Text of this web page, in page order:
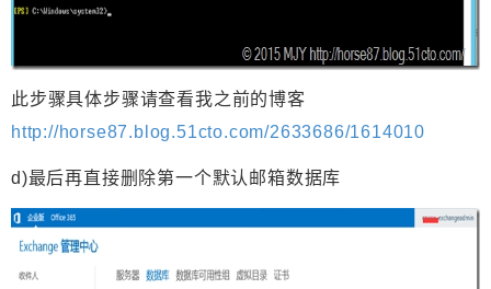
此步骤具体步骤请查看我之前的博客
http://horse87.blog.51cto.com/2633686/1614010
d)最后再直接删除第一个默认邮箱数据库